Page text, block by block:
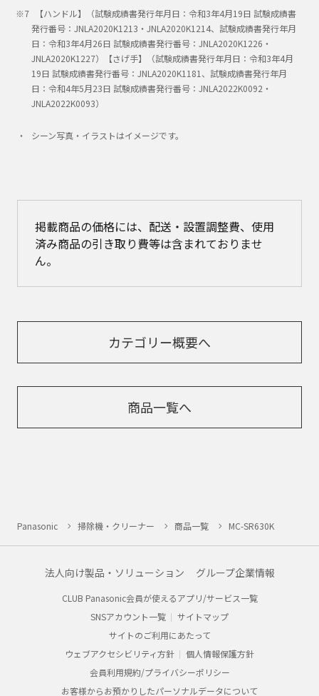
【ハンドル】（試験成績書発行年月日：令和3年4月19日 試験成績書
発行番号：JNLA2020K1213・JNLA2020K1214、試験成績書発行年月
日：令和3年4月26日 試験成績書発行番号：JNLA2020K1226・
JNLA2020K1227）【さげ手】（試験成績書発行年月日：令和3年4月
19日 試験成績書発行番号：JNLA2020K1181、試験成績書発行年月
日：令和4年5月23日 試験成績書発行番号：JNLA2022K0092・
JNLA2022K0093）
シーン写真・イラストはイメージです。
掲載商品の価格には、配送・設置調整費、使用
済み商品の引き取り費等は含まれておりませ
ん。
カテゴリー概要へ
商品一覧へ
Panasonic 掃除機・クリーナー 商品一覧 MC-SR630K
法人向け製品・ソリューション グループ企業情報
CLUB Panasonic会員が使えるアプリ/サービス一覧
SNSアカウント一覧
サイトマップ
サイトのご利用にあたって
ウェブアクセシビリティ方針
個人情報保護方針
会員利用規約/プライバシーポリシー
お客様からお預かりしたパーソナルデータについて